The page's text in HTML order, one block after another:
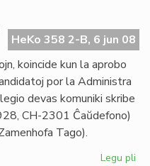
HeKo 358 2-B, 6 jun 08
koincide kun la aprobo
por la Administra
devas komuniki skribe
CH-2301 Ĉaŭdefono)
Tago).
Legu pli